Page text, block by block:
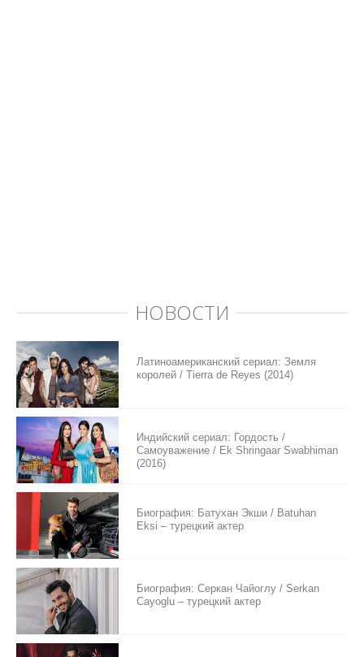
НОВОСТИ
Латиноамериканский сериал: Земля
королей / Tierra de Reyes (2014)
Индийский сериал: Гордость /
Самоуважение / Ek Shringaar Swabhiman
(2016)
Биография: Батухан Экши / Batuhan
Eksi – турецкий актер
Биография: Серкан Чайоглу / Serkan
Cayoglu – турецкий актер